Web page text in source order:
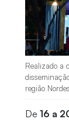
Realizado a
região
De 16 a